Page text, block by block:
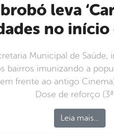
no
Municipal de
bairros imunizando a
frente ao antigo
Dose de reforço
Leia mais…